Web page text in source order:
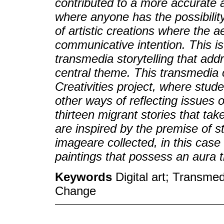
where anyone has the
of artistic creations where the
communicative intention. This
transmedia storytelling that
central theme. This
Creativities project, where
other ways of reflecting issues
thirteen migrant stories that
are inspired by the premise of
imageare collected, in this
paintings that possess an aura
Keywords Digital art;
Change